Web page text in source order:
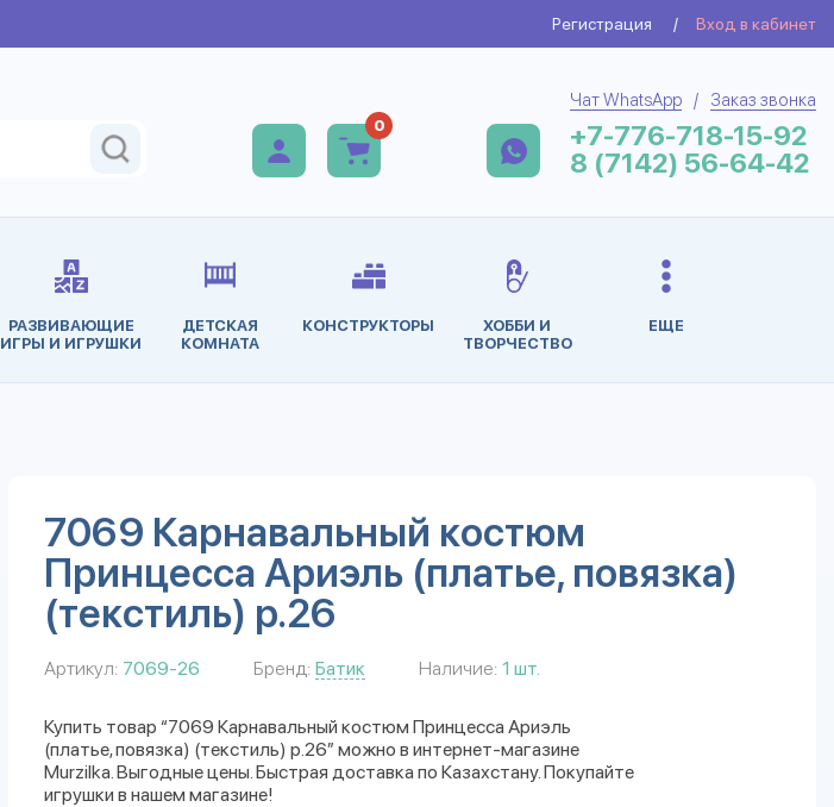
Регистрация / Вход в кабинет
0
Чат WhatsApp / Заказ звонка
+7-776-718-15-92
8 (7142) 56-64-42
РАЗВИВАЮЩИЕ
ИГРЫ И ИГРУШКИ
ДЕТСКАЯ
КОМНАТА
КОНСТРУКТОРЫ
ХОББИ И
ТВОРЧЕСТВО
ЕЩЕ
7069 Карнавальный костюм
Принцесса Ариэль (платье, повязка)
(текстиль) р.26
Артикул: 7069-26 Бренд: Батик Наличие: 1 шт.
Купить товар “7069 Карнавальный костюм Принцесса Ариэль
(платье, повязка) (текстиль) р.26” можно в интернет-магазине
Murzilka. Выгодные цены. Быстрая доставка по Казахстану. Покупайте
игрушки в нашем магазине!